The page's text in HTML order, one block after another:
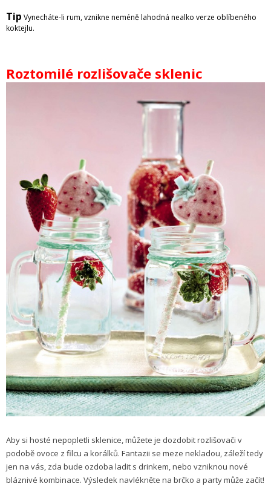
Tip Vynecháte-li rum, vznikne neméně lahodná nealko verze oblíbeného
koktejlu.
Roztomilé rozlišovače sklenic
Aby si hosté nepopletli sklenice, můžete je dozdobit rozlišovači v
podobě ovoce z filcu a korálků. Fantazii se meze nekladou, záleží tedy
jen na vás, zda bude ozdoba ladit s drinkem, nebo vzniknou nové
bláznivé kombinace. Výsledek navlékněte na brčko a party může začít!